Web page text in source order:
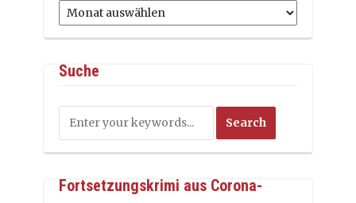
Archiv
Suche
Fortsetzungskrimi aus Corona-